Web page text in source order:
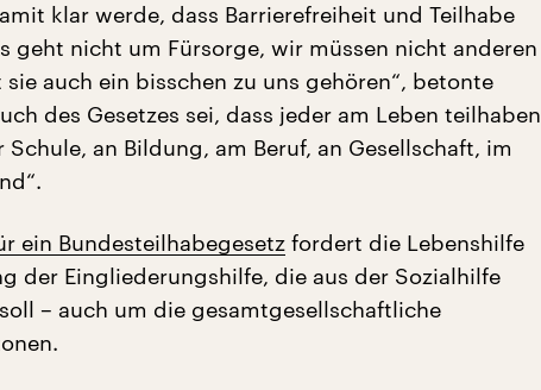
klar werde, dass Barrierefreiheit und Teilhabe
geht nicht um Fürsorge, wir müssen nicht anderen
auch ein bisschen zu uns gehören“, betonte
des Gesetzes sei, dass jeder am Leben teilhaben
Schule, an Bildung, am Beruf, an Gesellschaft, im
ein Bundesteilhabegesetz fordert die Lebenshilfe
der Eingliederungshilfe, die aus der Sozialhilfe
– auch um die gesamtgesellschaftliche